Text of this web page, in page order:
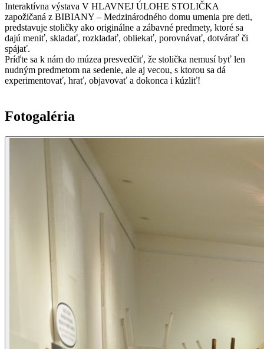
Interaktívna výstava V HLAVNEJ ÚLOHE STOLIČKA
zapožičaná z BIBIANY – Medzinárodného domu umenia pre deti,
predstavuje stoličky ako originálne a zábavné predmety, ktoré sa
dajú meniť, skladať, rozkladať, obliekať, porovnávať, dotvárať či
spájať.
Príďte sa k nám do múzea presvedčiť, že stolička nemusí byť len
nudným predmetom na sedenie, ale aj vecou, s ktorou sa dá
experimentovať, hrať, objavovať a dokonca i kúzliť!
Fotogaléria